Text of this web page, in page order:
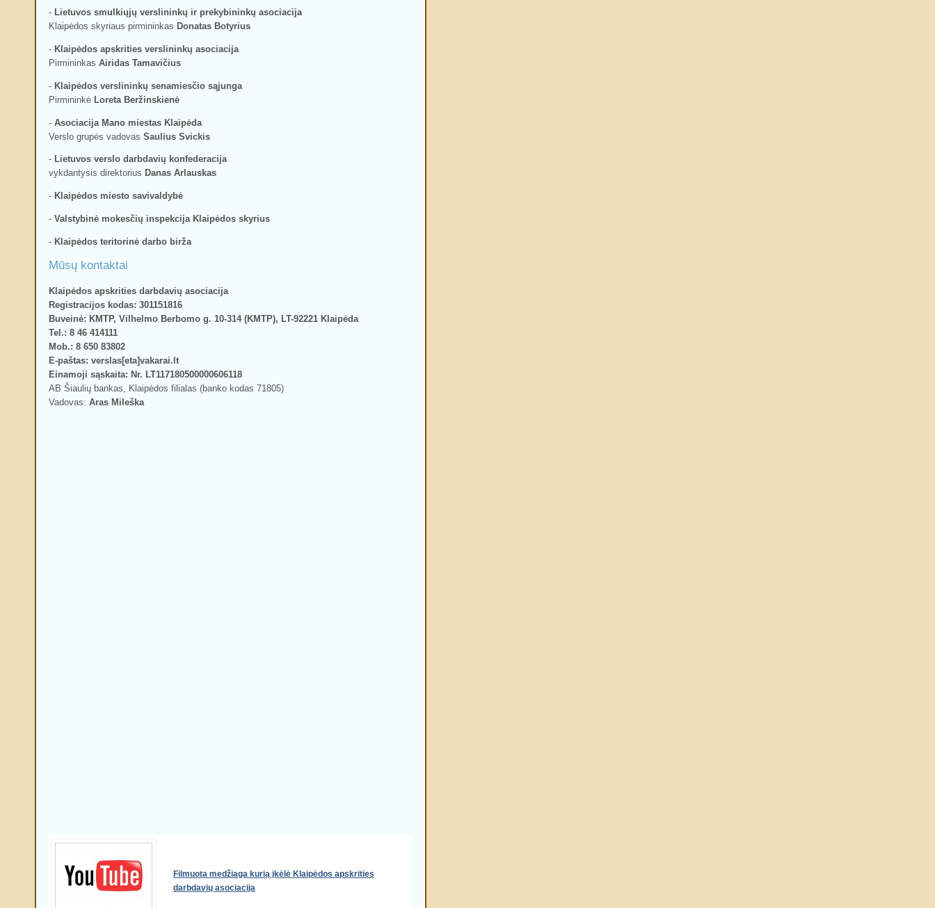
- Lietuvos smulkiųjų verslininkų ir prekybininkų asociacija
Klaipėdos skyriaus pirmininkas Donatas Botyrius
- Klaipėdos apskrities verslininkų asociacija
Pirmininkas Airidas Tamavičius
- Klaipėdos verslininkų senamiesčio sąjunga
Pirmininkė Loreta Beržinskienė
- Asociacija Mano miestas Klaipėda
Verslo grupės vadovas Saulius Svickis
- Lietuvos verslo darbdavių konfederacija
vykdantysis direktorius Danas Arlauskas
- Klaipėdos miesto savivaldybė
- Valstybinė mokesčių inspekcija Klaipėdos skyrius
- Klaipėdos teritorinė darbo birža
Mūsų kontaktai
Klaipėdos apskrities darbdavių asociacija
Registracijos kodas: 301151816
Buveinė: KMTP, Vilhelmo Berbomo g. 10-314 (KMTP), LT-92221 Klaipėda
Tel.: 8 46 414111
Mob.: 8 650 83802
E-paštas: verslas[eta]vakarai.lt
Einamoji sąskaita: Nr. LT117180500000606118
AB Šiaulių bankas, Klaipėdos filialas (banko kodas 71805)
Vadovas: Aras Mileška
Filmuota medžiaga kurią įkėlė Klaipėdos apskrities
darbdavių asociacija